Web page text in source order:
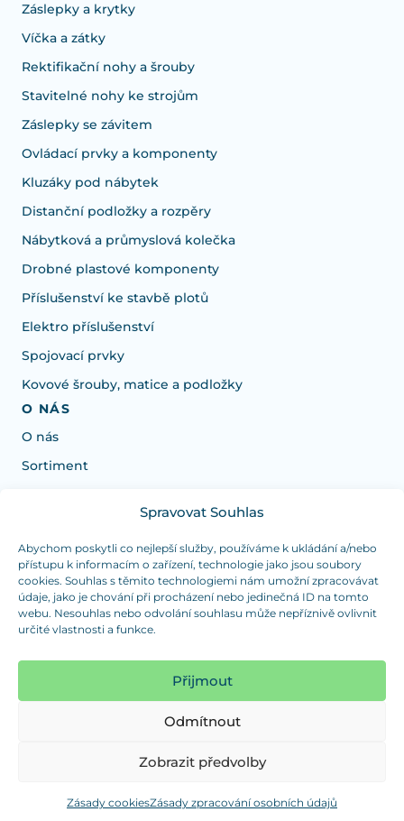
Spravovat Souhlas
Abychom poskytli co nejlepší služby, používáme k ukládání a/nebo
přístupu k informacím o zařízení, technologie jako jsou soubory
cookies. Souhlas s těmito technologiemi nám umožní zpracovávat
údaje, jako je chování při procházení nebo jedinečná ID na tomto
webu. Nesouhlas nebo odvolání souhlasu může nepříznivě ovlivnit
určité vlastnosti a funkce.
Přijmout
Odmítnout
Zobrazit předvolby
Zásady cookiesZásady zpracování osobních údajů
Záslepky a krytky
Víčka a zátky
Rektifikační nohy a šrouby
Stavitelné nohy ke strojům
Záslepky se závitem
Ovládací prvky a komponenty
Kluzáky pod nábytek
Distanční podložky a rozpěry
Nábytková a průmyslová kolečka
Drobné plastové komponenty
Příslušenství ke stavbě plotů
Elektro příslušenství
Spojovací prvky
Kovové šrouby, matice a podložky
O NÁS
O nás
Sortiment
Potřebujete poradit s výběrem?
Jsme tu pro vás Pondělí-Čtvrtek od: 7:30 - 15:30 hodin
a Pátek od 7:30 - 14:30 hodin
info@dualpraha.cz +420 725 802 767
(platba pouze v hotovosti)
Jsme tu pro vás Pondělí-Čtvrtek od: 7:30 - 15:30 hodin
a Pátek od 7:30 - 14:30 hodin